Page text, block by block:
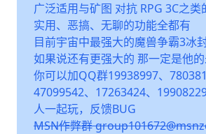
广泛适用与矿图 对抗 RPG 3C之类
实用、恶搞、无聊的功能全都有
目前宇宙中最强大的魔兽争霸3冰
如果说还有更强大的 那一定是他
你可以加QQ群19938997、
47099542、17263424、
人一起玩，反馈BUG
MSN作弊群